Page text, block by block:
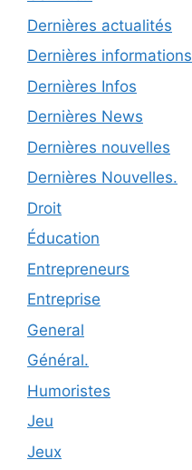
Dernières actualités
Dernières informations
Dernières Infos
Dernières News
Dernières nouvelles
Dernières Nouvelles.
Droit
Éducation
Entrepreneurs
Entreprise
General
Général.
Humoristes
Jeu
Jeux